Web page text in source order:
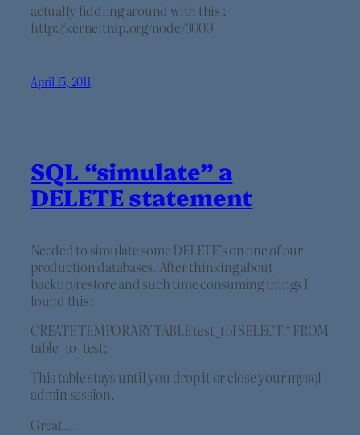
actually fiddling around with this :
http://kerneltrap.org/node/3000
April 15, 2011
SQL “simulate” a
DELETE statement
Needed to simulate some DELETE’s on one of our
production databases. After thinking about
backup/restore and such time consuming things I
found this :
CREATE TEMPORARY TABLE test_tbl SELECT * FROM
table_to_test;
This table stays until you drop it or close your mysql-
admin session.
Great….